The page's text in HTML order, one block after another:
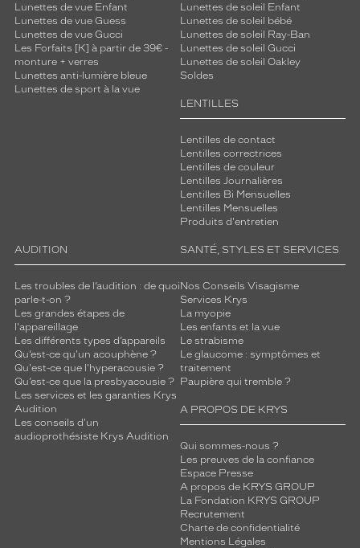
Lunettes de vue Enfant
Lunettes de vue Guess
Lunettes de vue Gucci
Les Forfaits [K] à partir de 39€ -
monture + verres
Lunettes anti-lumière bleue
Lunettes de sport à la vue
Lunettes de soleil Enfant
Lunettes de soleil bébé
Lunettes de soleil Ray-Ban
Lunettes de soleil Gucci
Lunettes de soleil Oakley
Soldes
LENTILLES
Lentilles de contact
Lentilles correctrices
Lentilles de couleur
Lentilles Journalières
Lentilles Bi Mensuelles
Lentilles Mensuelles
Produits d'entretien
AUDITION
Les troubles de l’audition : de quoi
parle-t-on ?
Les grandes étapes de
l'appareillage
Les différents types d’appareils
Qu’est-ce qu'un acouphène ?
Qu'est-ce que l'hyperacousie ?
Qu’est-ce que la presbyacousie ?
Les services et les garanties Krys
Audition
Les conseils d'un
audioprothésiste Krys Audition
SANTÉ, STYLES ET SERVICES
Nos Conseils Visagisme
Services Krys
La myopie
Les enfants et la vue
Le strabisme
Le glaucome : symptômes et
traitement
Paupière qui tremble ?
A PROPOS DE KRYS
Qui sommes-nous ?
Les preuves de la confiance
Espace Presse
A propos de KRYS GROUP
La Fondation KRYS GROUP
Recrutement
Charte de confidentialité
Mentions Légales